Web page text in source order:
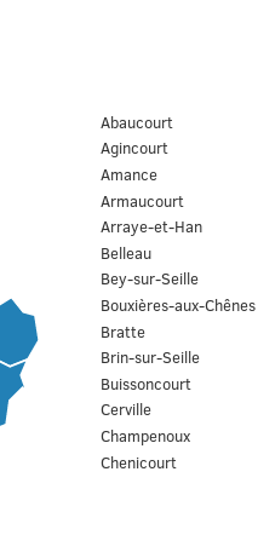
Abaucourt
Agincourt
Amance
Armaucourt
Arraye-et-Han
Belleau
Bey-sur-Seille
Bouxières-aux-Chênes
Bratte
Brin-sur-Seille
Buissoncourt
Cerville
Champenoux
Chenicourt